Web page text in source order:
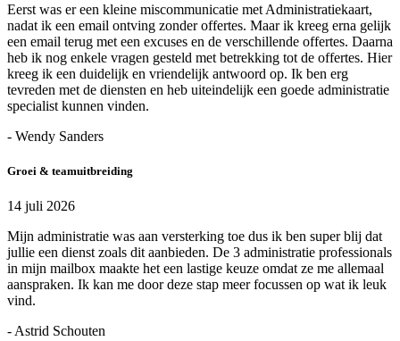
Eerst was er een kleine miscommunicatie met Administratiekaart,
nadat ik een email ontving zonder offertes. Maar ik kreeg erna gelijk
een email terug met een excuses en de verschillende offertes. Daarna
heb ik nog enkele vragen gesteld met betrekking tot de offertes. Hier
kreeg ik een duidelijk en vriendelijk antwoord op. Ik ben erg
tevreden met de diensten en heb uiteindelijk een goede administratie
specialist kunnen vinden.
- Wendy Sanders
Groei & teamuitbreiding
14 juli 2026
Mijn administratie was aan versterking toe dus ik ben super blij dat
jullie een dienst zoals dit aanbieden. De 3 administratie professionals
in mijn mailbox maakte het een lastige keuze omdat ze me allemaal
aanspraken. Ik kan me door deze stap meer focussen op wat ik leuk
vind.
- Astrid Schouten